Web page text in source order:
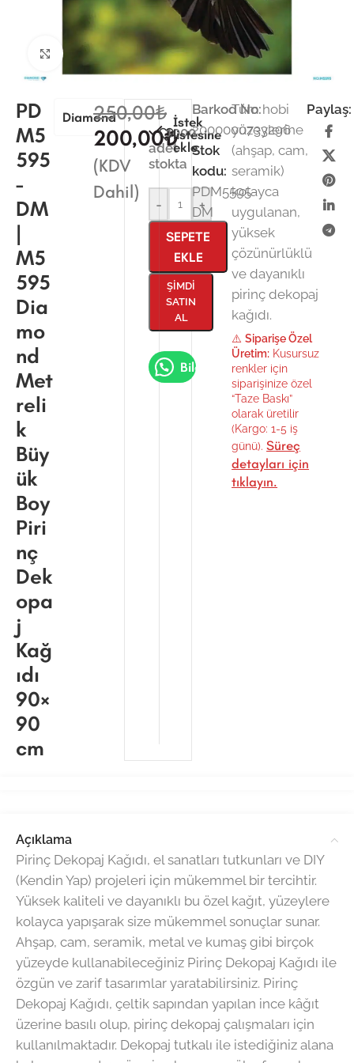
Büyütmek için tıklayın
PD
M5
595
-
DM
|
M5
595
Dia
mo
nd
Met
reli
k
Büy
ük
Boy
Piri
nç
Dek
opa
j
Kağ
ıdı
90×
90
cm
Diamond250,00₺
200,00₺
(KDV
Dahil)
1000
adet
stokta
- +
SEPETE
EKLE
ŞIMDI
SATIN
AL
Bilgi Al
İstek
listesine
ekle
Barkod No:
2000000733296
Stok
kodu:
PDM5595-
DM
Tüm hobi
yüzeylerine
(ahşap, cam,
seramik)
kolayca
uygulanan,
yüksek
çözünürlüklü
ve dayanıklı
pirinç dekopaj
kağıdı.
⚠️Siparişe Özel
Üretim: Kusursuz
renkler için
siparişinize özel
“Taze Baskı”
olarak üretilir
(Kargo: 1-5 iş
günü).Süreç
detayları için
tıklayın.
Paylaş:
Açıklama
Pirinç Dekopaj Kağıdı, el sanatları tutkunları ve DIY
(Kendin Yap) projeleri için mükemmel bir tercihtir.
Yüksek kaliteli ve dayanıklı bu özel kağıt, yüzeylere
kolayca yapışarak size mükemmel sonuçlar sunar.
Ahşap, cam, seramik, metal ve kumaş gibi birçok
yüzeyde kullanabileceğiniz Pirinç Dekopaj Kağıdı ile
özgün ve zarif tasarımlar yaratabilirsiniz. Pirinç
Dekopaj Kağıdı, çeltik sapından yapılan ince kâğıt
üzerine basılı olup, pirinç dekopaj çalışmaları için
kullanılmaktadır. Dekopaj tutkalı ile istediğiniz alana